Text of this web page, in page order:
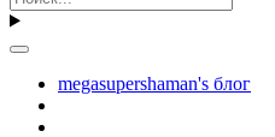
megasupershaman's блог